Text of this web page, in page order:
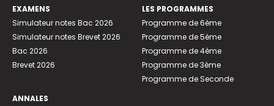
EXAMENS
Simulateur notes Bac 2026
Simulateur notes Brevet 2026
Bac 2026
Brevet 2026
ANNALES
LES PROGRAMMES
Programme de 6ème
Programme de 5ème
Programme de 4ème
Programme de 3ème
Programme de Seconde